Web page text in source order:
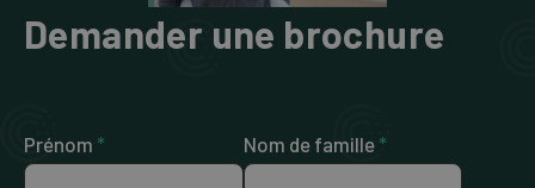
Demander une brochure
Prénom * Nom de famille *